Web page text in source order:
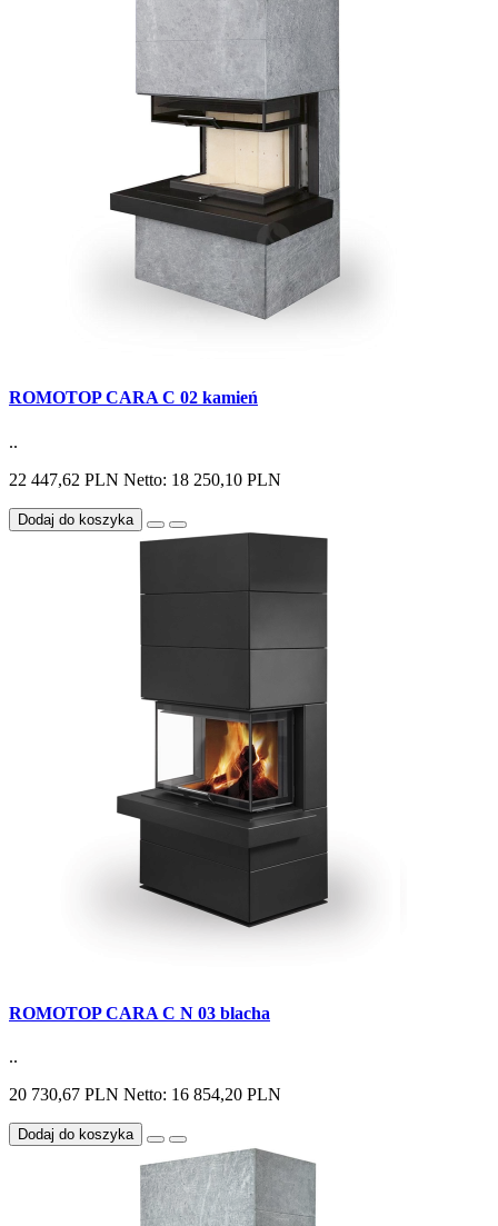
ROMOTOP CARA C 02 kamień
..
22 447,62 PLN Netto: 18 250,10 PLN
Dodaj do koszyka
ROMOTOP CARA C N 03 blacha
..
20 730,67 PLN Netto: 16 854,20 PLN
Dodaj do koszyka